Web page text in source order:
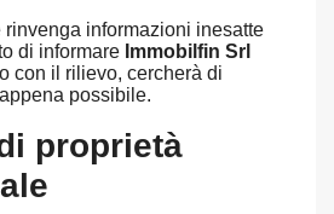
rinvenga informazioni inesatte
di informare Immobilfin Srl
con il rilievo, cercherà di
possibile.
proprietà